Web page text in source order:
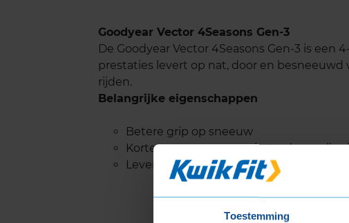
Toestemming
Goodyear Vector 4Seasons Gen-3
De Goodyear Vector 4Seasons Gen-3 is
prestaties levert op nat, door en besneeuwd
rijden.
Belangrijke eigenschappen
Betere grip op sneeuw
Kortere remweg en verbeterde
Levenslange weerstand tegen